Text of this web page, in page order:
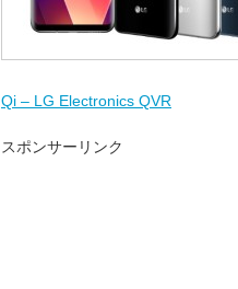
Qi – LG Electronics QVR
スポンサーリンク